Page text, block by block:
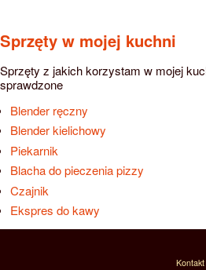
Sprzęty w mojej kuchni
Sprzęty z jakich korzystam w mojej
sprawdzone
Blender ręczny
Blender kielichowy
Piekarnik
Blacha do pieczenia pizzy
Czajnik
Ekspres do kawy
Kontakt